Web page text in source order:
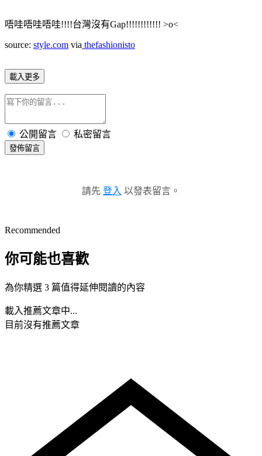
唔哇唔哇唔哇!!!!台灣沒有Gap!!!!!!!!!!!! >o<
source: style.com via thefashionisto
載入更多
公開留言 私密留言
發佈留言
請先 登入 以發表留言。
Recommended
你可能也喜歡
為你精選 3 篇值得延伸閱讀的內容
載入推薦文章中...
目前沒有推薦文章